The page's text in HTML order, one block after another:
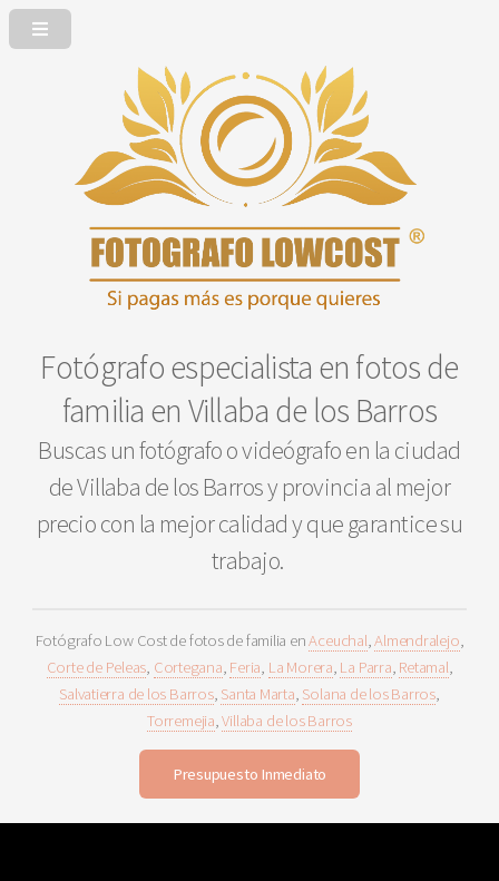
Fotógrafo especialista en fotos de
familia en Villaba de los Barros
Buscas un fotógrafo o videógrafo en la ciudad
de Villaba de los Barros y provincia al mejor
precio con la mejor calidad y que garantice su
trabajo.
Fotógrafo Low Cost de fotos de familia enAceuchal,Almendralejo,
Corte de Peleas, Cortegana, Feria, La Morera, La Parra, Retamal,
Salvatierra de los Barros, Santa Marta, Solana de los Barros,
Torremejia,Villaba de los Barros
Presupuesto Inmediato